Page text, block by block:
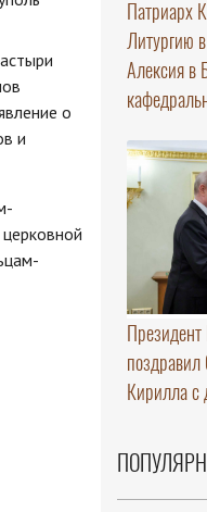
о
и
Патриарх
Литургию
Алексия в
поздравил
Кирилла с